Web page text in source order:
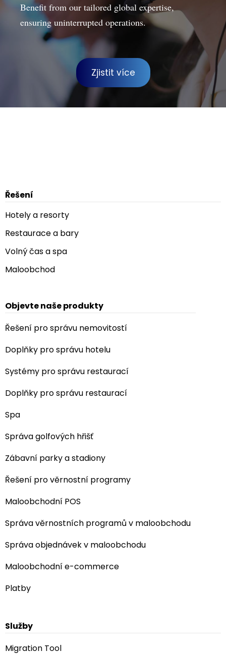
Benefit from our tailored global expertise,
ensuring uninterrupted operations.
Zjistit více
Řešení
Hotely a resorty
Restaurace a bary
Volný čas a spa
Maloobchod
Objevte naše produkty
Řešení pro správu nemovitostí
Doplňky pro správu hotelu
Systémy pro správu restaurací
Doplňky pro správu restaurací
Spa
Správa golfových hřišť
Zábavní parky a stadiony
Řešení pro věrnostní programy
Maloobchodní POS
Správa věrnostních programů v maloobchodu
Správa objednávek v maloobchodu
Maloobchodní e-commerce
Platby
Služby
Migration Tool